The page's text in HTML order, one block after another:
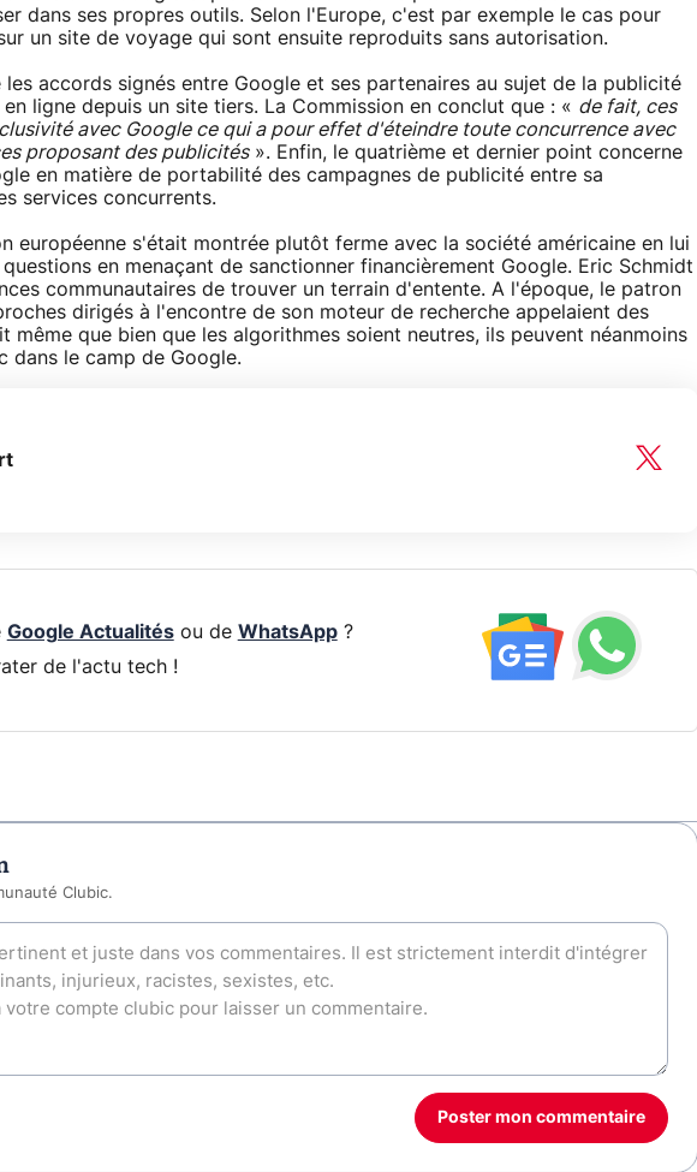
dans ses propres outils. Selon l'Europe, c'est par exemple le cas pour
un site de voyage qui sont ensuite reproduits sans autorisation.
accords signés entre Google et ses partenaires au sujet de la publicité
ligne depuis un site tiers. La Commission en conclut que : « de fait, ces
avec Google ce qui a pour effet d'éteindre toute concurrence avec
proposant des publicités». Enfin, le quatrième et dernier point concerne
en matière de portabilité des campagnes de publicité entre sa
services concurrents.
européenne s'était montrée plutôt ferme avec la société américaine en lui
en menaçant de sanctionner financièrement Google. Eric Schmidt
communautaires de trouver un terrain d'entente. A l'époque, le patron
dirigés à l'encontre de son moteur de recherche appelaient des
même que bien que les algorithmes soient neutres, ils peuvent néanmoins
dans le camp de Google.
Google Actualitésou de WhatsApp?
de l'actu tech !
Clubic.
Poster mon commentaire